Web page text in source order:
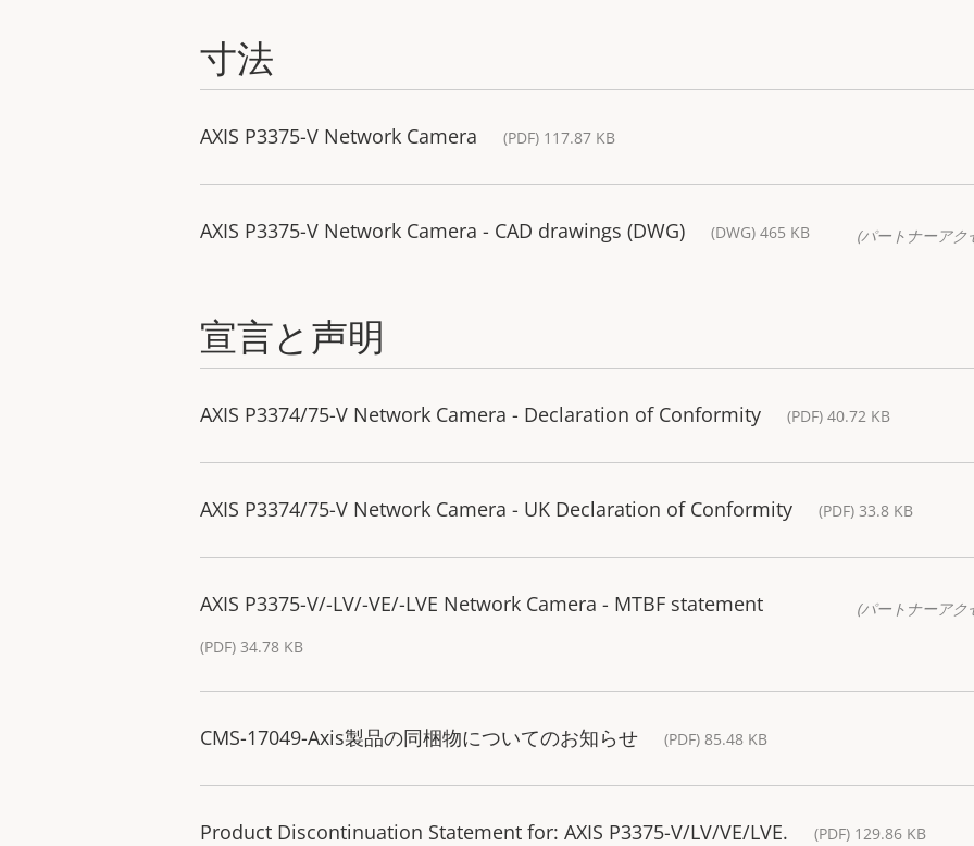
寸法
AXIS P3375-V Network Camera (PDF) 117.87 KB
AXIS P3375-V Network Camera - CAD drawings (DWG) (DWG) 465 KB (パートナーアク
宣言と声明
AXIS P3374/75-V Network Camera - Declaration of Conformity (PDF) 40.72 KB
AXIS P3374/75-V Network Camera - UK Declaration of Conformity (PDF) 33.8 KB
AXIS P3375-V/-LV/-VE/-LVE Network Camera - MTBF statement
(PDF) 34.78 KB
(パートナーアク
CMS-17049-Axis製品の同梱物についてのお知らせ (PDF) 85.48 KB
Product Discontinuation Statement for: AXIS P3375-V/LV/VE/LVE. (PDF) 129.86 KB